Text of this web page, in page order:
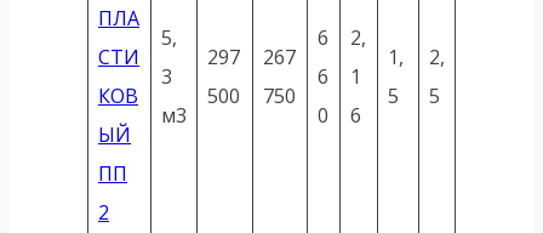
ПЛА
СТИ
КОВ
ЫЙ
ПП
2
5,
3
м3
297
500
267
750
6
6
0
2,
1
6
1,
5
2,
5